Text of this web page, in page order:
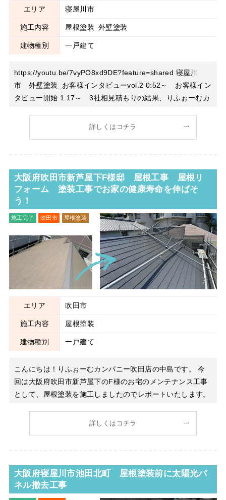
エリア 寝屋川市
施工内容 屋根塗装 外壁塗装
建物種別 一戸建て
https://youtu.be/7vyPO8xd9DE?feature=shared 寝屋川
市 外壁塗装_お客様インタビューvol.2 0:52～ お客様イン
タビュー開始 1:17～ 3社相見積もりの結果、りふぉーむカ
の、りふぉーむカンパニーの印象 4:15～
詳しくはコチラ
大阪府吹田市新芦屋下F様邸 屋根工事 屋根リ
フォーム 塗装工事でお家の健康寿命を伸ばそ
う！
施工完了 吹田市 屋根塗装
エリア 吹田市
施工内容 屋根塗装
建物種別 一戸建て
こんにちは！りふぉーむカンパニー吹田店の中島です。 今
回は大阪府吹田市新芦屋下のF様のお宅のメンテナンス工事
として、屋根塗装を施工しましたのでレポートいたします。
ないとのことでした。 スレート屋根表面の塗装も完全に劣
詳しくはコチラ
大阪府寝屋川市池田北町 屋根塗装前に太陽光パ
ネル撤去工事